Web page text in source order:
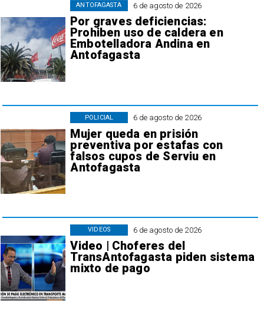
6 de agosto de 2026
Por graves deficiencias:
Prohiben uso de caldera en
Embotelladora Andina en
Antofagasta
ANTOFAGASTA
6 de agosto de 2026
Mujer queda en prisión
preventiva por estafas con
falsos cupos de Serviu en
Antofagasta
POLICIAL
6 de agosto de 2026
Video | Choferes del
TransAntofagasta piden sistema
mixto de pago
VIDEOS